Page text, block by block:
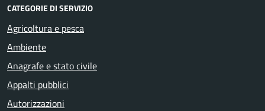
CATEGORIE DI SERVIZIO
Agricoltura e pesca
Ambiente
Anagrafe e stato civile
Appalti pubblici
Autorizzazioni